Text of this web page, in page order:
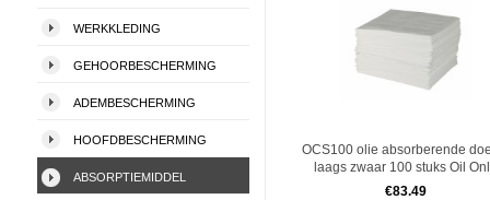
WERKKLEDING
GEHOORBESCHERMING
ADEMBESCHERMING
HOOFDBESCHERMING
ABSORPTIEMIDDEL
OCS100 olie absorberende
laags zwaar 100 stuks Oil
€83.49